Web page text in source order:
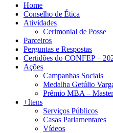
Home
Conselho de Ética
Atividades
Cerimonial de Posse
Parceiros
Perguntas e Respostas
Certidões do CONFEP –
Ações
Campanhas Sociais
Medalha Getúlio
Prêmio MBA –
+Itens
Serviços Públicos
Casas Parlamentares
Vídeos